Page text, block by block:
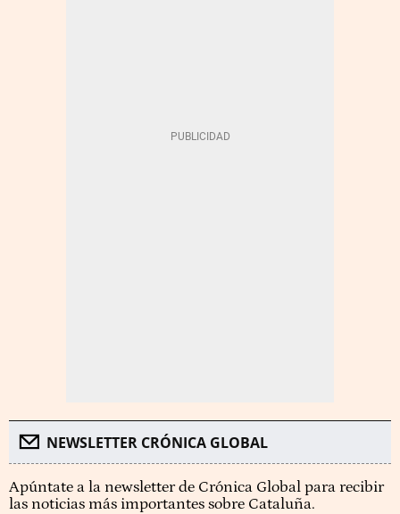
NEWSLETTER CRÓNICA GLOBAL
Apúntate a la newsletter de Crónica Global para recibir
las noticias más importantes sobre Cataluña.